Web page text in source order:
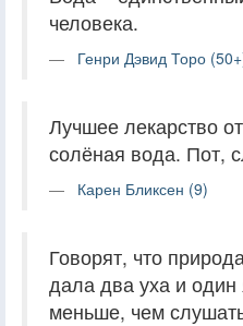
человека.
Генри Дэвид Торо
Лучшее лекарство
солёная вода. Пот,
Карен Бликсен (9)
Говорят, что
дала два уха и один
меньше, чем